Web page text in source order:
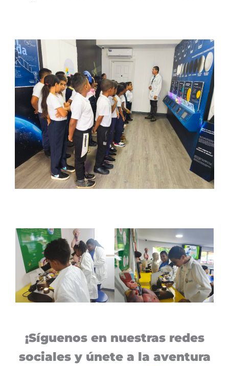
¡Síguenos en nuestras redes
sociales y únete a la aventura